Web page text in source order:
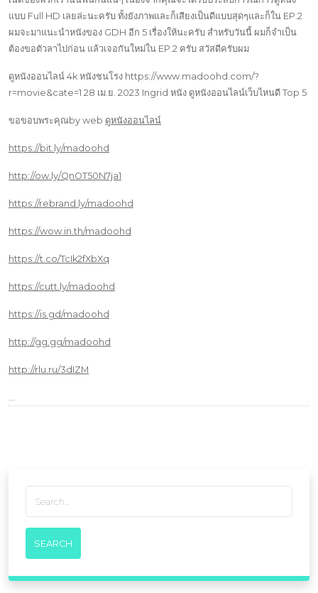
แบบ Full HD เลยล่ะนะครับ ทั้งยังภาพและก็เสียงเป็นดีแบบสุดๆและก็ใน EP.2
ผมจะมาแนะนำหนังของ GDH อีก 5 เรื่องให้นะครับ สำหรับวันนี้ ผมก็จำเป็น
ต้องขอตัวลาไปก่อน แล้วเจอกันใหม่ใน EP.2 ครับ สวัสดีครับผม
ดูหนังออนไลน์ 4k หนังชนโรง https://www.madoohd.com/?
r=movie&cate=1 28 เม.ย. 2023 Ingrid หนัง ดูหนังออนไลน์เว็บไหนดี Top 5
ขอขอบพระคุณby web ดูหนังออนไลน์
https://bit.ly/madoohd
http://ow.ly/QnOT50N7ja1
https://rebrand.ly/madoohd
https://wow.in.th/madoohd
https://t.co/TcIk2fXbXq
https://cutt.ly/madoohd
https://is.gd/madoohd
http://gg.gg/madoohd
http://rlu.ru/3dIZM
…